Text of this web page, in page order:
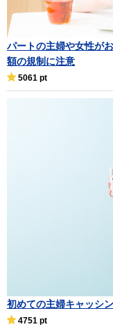
パートの主婦や女性が
額の規制に注意
5061 pt
初めての主婦キャッシ
4751 pt